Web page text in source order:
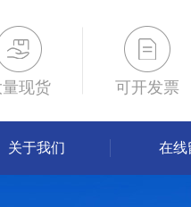
量现货 可开发票
关于我们 在线